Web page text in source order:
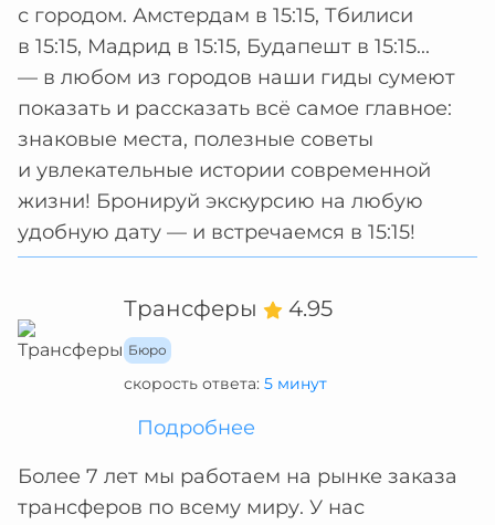
с городом. Амстердам в 15:15, Тбилиси
в 15:15, Мадрид в 15:15, Будапешт в 15:15...
— в любом из городов наши гиды сумеют
показать и рассказать всё самое главное:
знаковые места, полезные советы
и увлекательные истории современной
жизни! Бронируй экскурсию на любую
удобную дату — и встречаемся в 15:15!
Трансферы 4.95
Бюро
скорость ответа: 5 минут
Подробнее
Более 7 лет мы работаем на рынке заказа
трансферов по всему миру. У нас